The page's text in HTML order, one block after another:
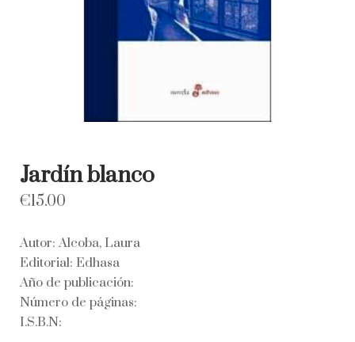
Jardín blanco
€15.00
Autor: Alcoba, Laura
Editorial: Edhasa
Año de publicación:
Número de páginas:
I.S.B.N: